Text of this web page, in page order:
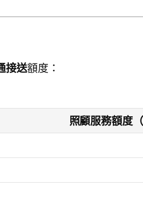
接送額度：
照顧服務額度